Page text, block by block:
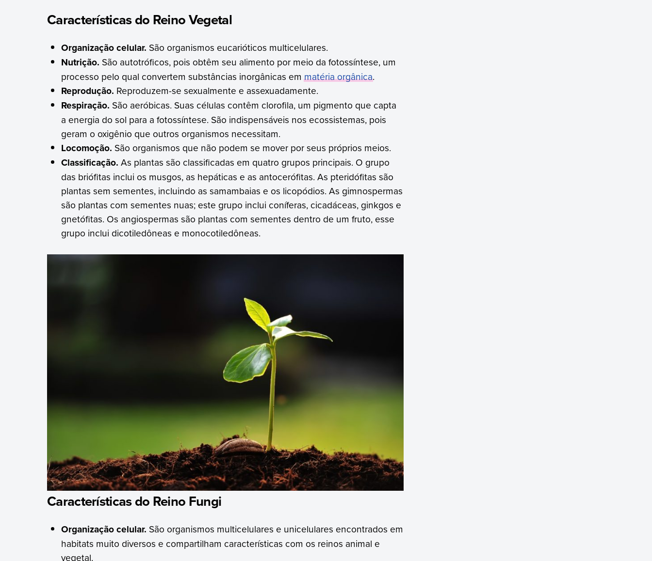
Características do Reino Vegetal
Organização celular. São organismos eucarióticos multicelulares.
Nutrição. São autotróficos, pois obtêm seu alimento por meio da fotossíntese, um
processo pelo qual convertem substâncias inorgânicas emmatéria orgânica.
Reprodução. Reproduzem-se sexualmente e assexuadamente.
Respiração. São aeróbicas. Suas células contêm clorofila, um pigmento que capta
a energia do sol para a fotossíntese. São indispensáveis nos ecossistemas, pois
geram o oxigênio que outros organismos necessitam.
Locomoção. São organismos que não podem se mover por seus próprios meios.
Classificação. As plantas são classificadas em quatro grupos principais. O grupo
das briófitas inclui os musgos, as hepáticas e as antocerófitas. As pteridófitas são
plantas sem sementes, incluindo as samambaias e os licopódios. As gimnospermas
são plantas com sementes nuas; este grupo inclui coníferas, cicadáceas, ginkgos e
gnetófitas. Os angiospermas são plantas com sementes dentro de um fruto, esse
grupo inclui dicotiledôneas e monocotiledôneas.
Características do Reino Fungi
Organização celular. São organismos multicelulares e unicelulares encontrados em
habitats muito diversos e compartilham características com os reinos animal e
vegetal.